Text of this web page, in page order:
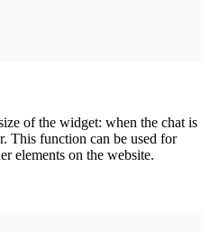
of the widget: when the chat is
This function can be used for
elements on the website.